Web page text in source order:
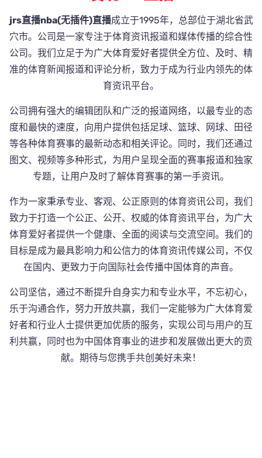
jrs直播nba(无插件)直播成立于1995年，总部位于湖北省武
穴市。公司是一家专注于体育资讯报道和媒体传播的综合性
公司。我们立足于为广大体育爱好者提供全方位、及时、精
准的体育新闻报道和评论分析，致力于成为行业内领先的体
育资讯平台。
公司拥有强大的编辑团队和广泛的报道网络，以最专业的态
度和最快的速度，向用户提供包括足球、篮球、网球、田径
等各种体育赛事的最新动态和相关评论。同时，我们还通过
图文、视频等多种形式，为用户呈现全面的赛事报道和独家
专题，让用户及时了解体育赛事的第一手资讯。
作为一家秉承专业、客观、公正原则的体育资讯公司，我们
致力于打造一个公正、公开、权威的体育资讯平台，为广大
体育爱好者提供一个健康、全面的阅读与交流空间。我们的
目标是成为最具影响力和公信力的体育资讯传媒公司，不仅
在国内、更致力于向国际社会传播中国体育的声音。
公司坚信，通过不断提升自身实力和专业水平，不忘初心，
乐于沟通合作，努力开放共赢，我们一定能够为广大体育爱
好者和行业人士提供更加优质的服务，实现公司与用户的互
利共赢，同时也为中国体育事业的进步和发展做出更大的贡
献。期待与您携手共创美好未来！